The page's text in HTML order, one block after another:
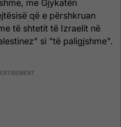
me Gjykatën
që e përshkruan
të shtetit të Izraelit në
si "të paligjshme".